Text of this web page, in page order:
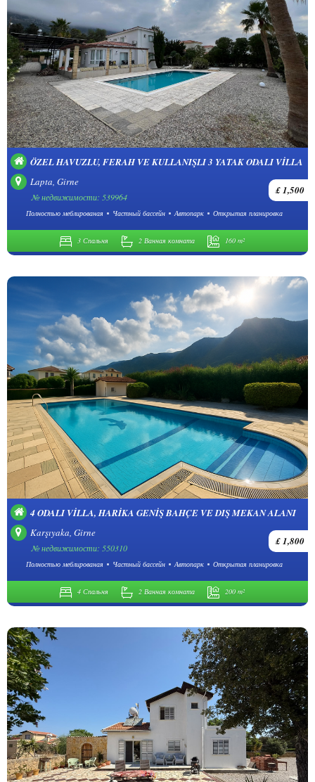
ÖZEL HAVUZLU, FERAH VE KULLANIŞLI 3 YATAK ODALI VILLA
Lapta, Girne
£ 1,500
№ недвижимости: 539964
Полностью меблированая Частный бассейн Автопарк Открытая планировка
3 Спальня 2 Ванная комната 160 m²
4 ODALI VILLA, HARIKA GENIŞ BAHÇE VE DIŞ MEKAN ALANI
Karşıyaka, Girne
£ 1,800
№ недвижимости: 550310
Полностью меблированая Частный бассейн Автопарк Открытая планировка
4 Спальня 2 Ванная комната 200 m²